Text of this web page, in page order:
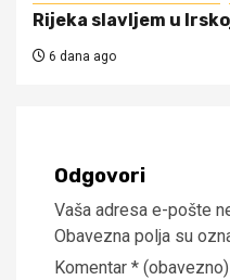
Rijeka slavljem u
6 dana ago
Odgovori
Vaša adresa e-pošte
Obavezna polja su
Komentar * (obavezno)